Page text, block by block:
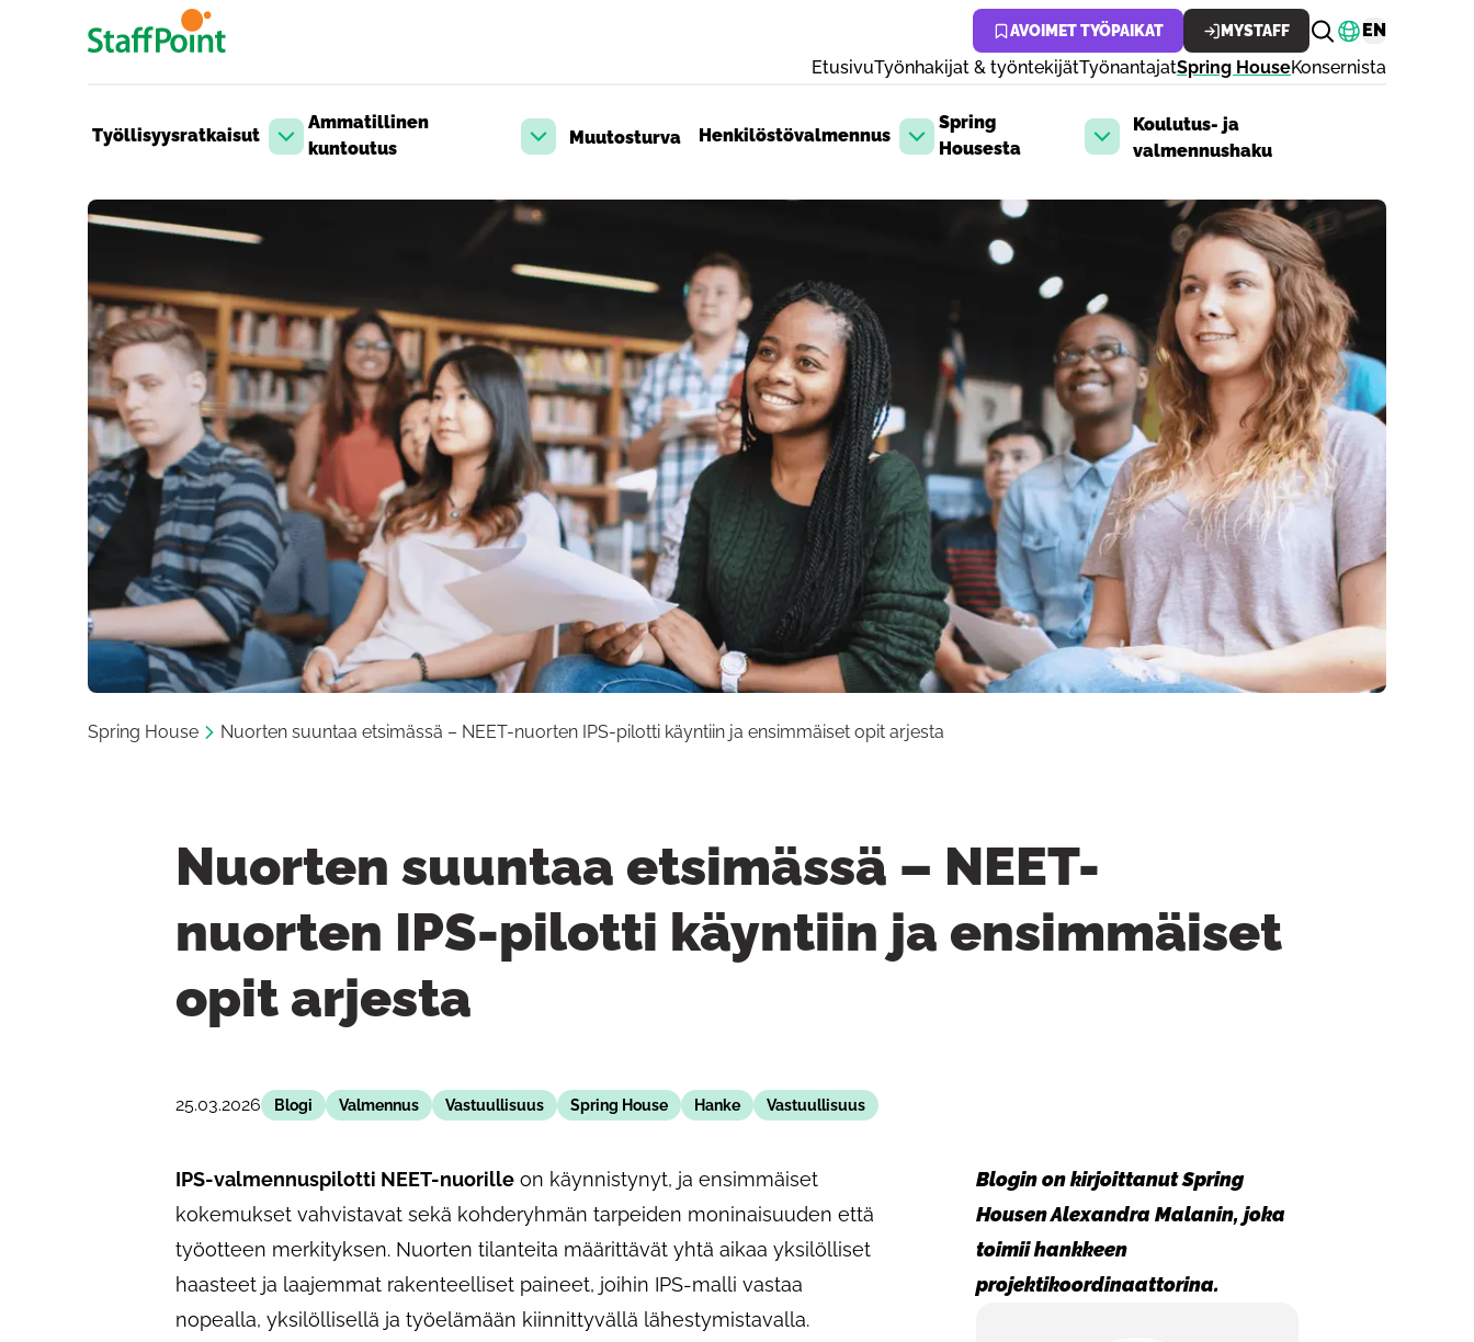
Hyppää pääsisältöön AVOIMET TYÖPAIKAT MYSTAFF Vaihda
EN
EtusivuTyönhakijat & työntekijätTyönantajatSpring HouseKonsernista
Työllisyysratkaisut
Avaa pudotusvalikko
Ammatillinen
kuntoutus
Avaa pudotusvalikko
Muutosturva Henkilöstövalmennus
Avaa pudotusvalikko
Spring
Housesta
Avaa pudotusvalikko
Koulutus- ja
valmennushaku
Spring House Nuorten suuntaa etsimässä – NEET-nuorten IPS-pilotti käyntiin ja ensimmäiset opit arjesta
Nuorten suuntaa etsimässä – NEET-
nuorten IPS-pilotti käyntiin ja ensimmäiset
opit arjesta
25.03.2026 Blogi Valmennus Vastuullisuus Spring House Hanke Vastuullisuus
IPS-valmennuspilotti NEET-nuorille on käynnistynyt, ja ensimmäiset
kokemukset vahvistavat sekä kohderyhmän tarpeiden moninaisuuden että
työotteen merkityksen. Nuorten tilanteita määrittävät yhtä aikaa yksilölliset
haasteet ja laajemmat rakenteelliset paineet, joihin IPS-malli vastaa
nopealla, yksilöllisellä ja työelämään kiinnittyvällä lähestymistavalla.
Blogin on kirjoittanut Spring
Housen Alexandra Malanin, joka
toimii hankkeen
projektikoordinaattorina.